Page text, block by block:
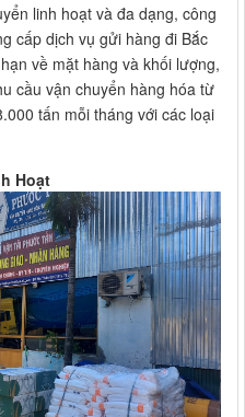
linh hoạt và đa dạng, công
cấp dịch vụ gửi hàng đi Bắc
về mặt hàng và khối lượng,
cầu vận chuyển hàng hóa từ
tấn mỗi tháng với các loại
Hoạt